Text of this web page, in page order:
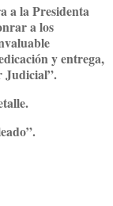
a la Presidenta
a los
y entrega,
Judicial”.